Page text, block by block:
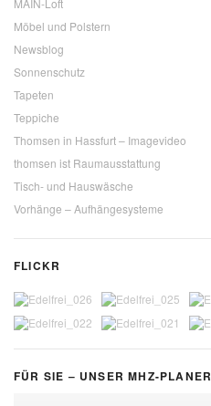
Möbel und Polstern
Newsblog
Sonnenschutz
Tapeten
Teppiche
Thomsen in Hassfurt – Imagevideo
thomsen ist Raumausstattung
Tisch- und Hauswäsche
Vorhänge – Aufhängesysteme
FLICKR
FÜR SIE – UNSER MHZ-PLANER